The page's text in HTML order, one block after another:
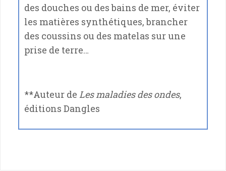
des douches ou des bains de mer, éviter
les matières synthétiques, brancher
des coussins ou des matelas sur une
prise de terre…
**Auteur de Les maladies des ondes,
éditions Dangles